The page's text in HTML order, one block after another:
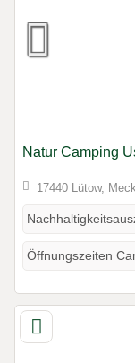
Natur Camping
17440 Lütow,
Öffnungszeiten